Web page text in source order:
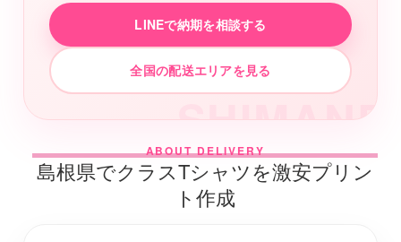
SHIMANE
LINEで納期を相談する
全国の配送エリアを見る
ABOUT DELIVERY
島根県でクラスTシャツを激安プリン
ト作成